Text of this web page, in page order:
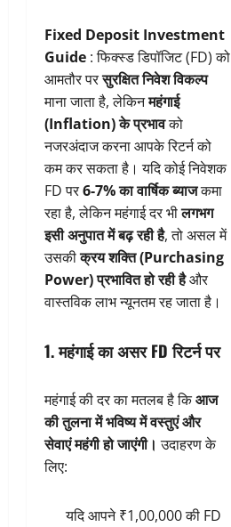
Fixed Deposit Investment
Guide : फिक्स्ड डिपॉजिट (FD) को
आमतौर परसुरक्षित निवेश विकल्प
माना जाता है, लेकिनमहंगाई
(Inflation) के प्रभावको
नजरअंदाज करना आपके रिटर्न को
कम कर सकता है। यदि कोई निवेशक
FD पर6-7% का वार्षिक ब्याजकमा
रहा है, लेकिन महंगाई दर भीलगभग
इसी अनुपात में बढ़ रही है, तो असल में
उसकीक्रय शक्ति (Purchasing
Power) प्रभावित हो रही हैऔर
वास्तविक लाभ न्यूनतम रह जाता है।
1. महंगाई का असर FD रिटर्न पर
महंगाई की दर का मतलब है किआज
की तुलना में भविष्य में वस्तुएं और
सेवाएं महंगी हो जाएंगी। उदाहरण के
लिए:
यदि आपने ₹1,00,000 की FD